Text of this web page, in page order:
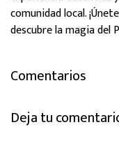
comunidad local.
descubre la magia del
Comentarios
Deja tu